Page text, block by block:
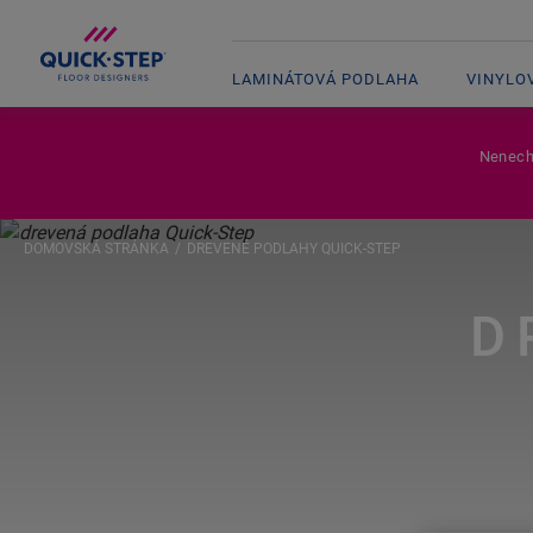
LAMINÁTOVÁ PODLAHA
DOMOVSKÁ STRÁNKA DREVENÉ PODLAHY QUICK-STEP